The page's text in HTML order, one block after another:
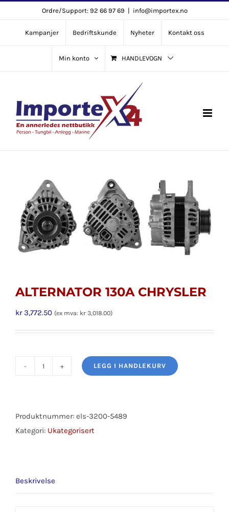
content
Ordre/Support: 92 66 97 69 | info@importex.no
Kampanjer Bedriftskunde Nyheter Kontakt oss
Min konto HANDLEVOGN
ALTERNATOR 130A CHRYSLER
kr3,772.50 (ex mva: kr 3,018.00)
ALTERNATOR
antall
LEGG I HANDLEKURV
Produktnummer: els-3200-5489
Kategori: Ukategorisert
Beskrivelse